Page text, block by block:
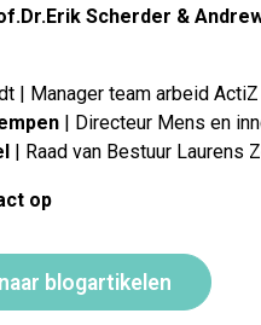
Scherder &
| Manager team arbeid ActiZ​
| Directeur Mens en
| Raad van Bestuur Laurens
op
blogartikelen